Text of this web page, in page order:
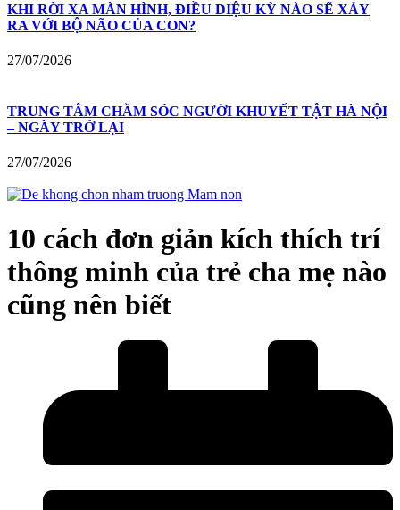
KHI RỜI XA MÀN HÌNH, ĐIỀU DIỆU KỲ NÀO SẼ XẢY
RA VỚI BỘ NÃO CỦA CON?
27/07/2026
TRUNG TÂM CHĂM SÓC NGƯỜI KHUYẾT TẬT HÀ NỘI
– NGÀY TRỞ LẠI
27/07/2026
10 cách đơn giản kích thích trí
thông minh của trẻ cha mẹ nào
cũng nên biết